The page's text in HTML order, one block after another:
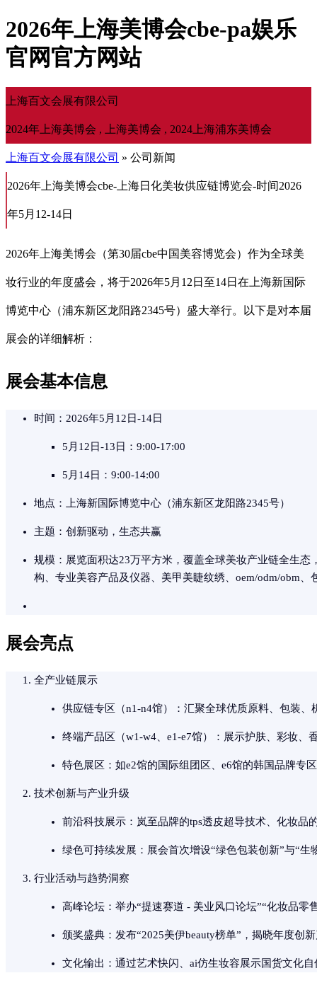
2026年上海美博会cbe-pa娱乐
官网官方网站
上海百文会展有限公司
2024年上海美博会 , 上海美博会 , 2024上海浦东美博会
上海百文会展有限公司 » 公司新闻
2026年上海美博会cbe-上海日化美妆供应链博览会-时间2026
年5月12-14日
2026年上海美博会（第30届cbe中国美容博览会）作为全球美
妆行业的年度盛会，将于2026年5月12日至14日在上海新国际
博览中心（浦东新区龙阳路2345号）盛大举行。以下是对本届
展会的详细解析：
展会基本信息
时间：2026年5月12日-14日
5月12日-13日：9:00-17:00
5月14日：9:00-14:00
地点：上海新国际博览中心（浦东新区龙阳路2345号）
主题：创新驱动，生态共赢
规模：展览面积达23万平方米，覆盖全球美妆产业链全生
构、专业美容产品及仪器、美甲美睫纹绣、oem/odm/obm
展会亮点
全产业链展示
供应链专区（n1-n4馆）：汇聚全球优质原料、包装
终端产品区（w1-w4、e1-e7馆）：展示护肤、彩妆
特色展区：如e2馆的国际组团区、e6馆的韩国品牌专
技术创新与产业升级
前沿科技展示：岚至品牌的tps透皮超导技术、化妆品
绿色可持续发展：展会首次增设“绿色包装创新”与“
行业活动与趋势洞察
高峰论坛：举办“提速赛道 - 美业风口论坛”“化妆品
颁奖盛典：发布“2025美伊beauty榜单”，揭晓年度创
文化输出：通过艺术快闪、ai仿生妆容展示国货文化